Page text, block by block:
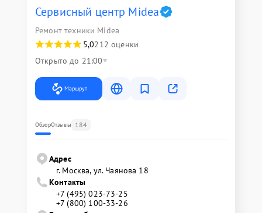
Сервисный центр Midea
Ремонт техники Midea
5,0212 оценки
Открыто до 21:00
Маршрут
ОбзорОтзывы 184
Адрес
г. Москва, ул. Чаянова 18
Контакты
+7 (495) 023-73-25
+7 (800) 100-33-26